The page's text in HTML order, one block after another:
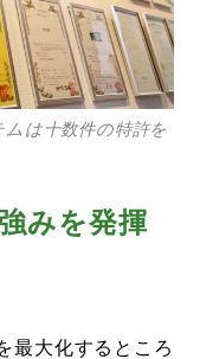
は十数件の特許を
みを発揮
最大化するところ